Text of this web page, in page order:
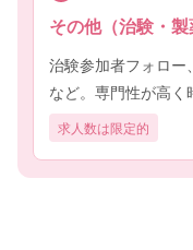
その他（治験・製
治験参加者フォロー
など。専門性が高く
求人数は限定的